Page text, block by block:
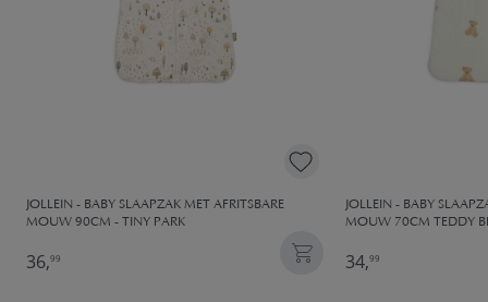
JOLLEIN - BABY SLAAPZAK MET AFRITSBARE
MOUW 90CM - TINY PARK
36,99
JOLLEIN - BABY
MOUW 70CM TEDDY
34,99